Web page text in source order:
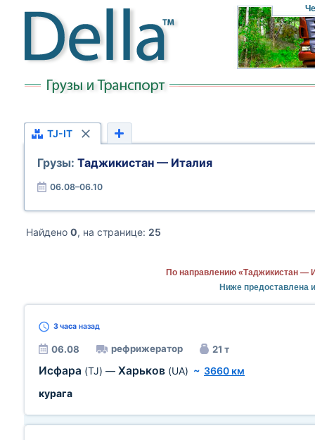
TJ-IT
Грузы: Таджикистан — Италия
06.08–06.10
Найдено 0, на странице: 25
По направлению «Таджикистан —
Ниже предоставлена
3 часа назад
06.08 рефрижератор 21 т
Исфара (TJ) — Харьков (UA) ~ 3660 км
курага